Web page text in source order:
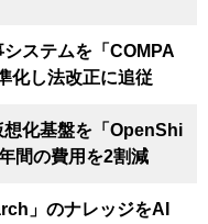
ステムを「COMPA
化し法改正に追従
化基盤を「OpenShi
間の費用を2割減
」のナレッジをAI